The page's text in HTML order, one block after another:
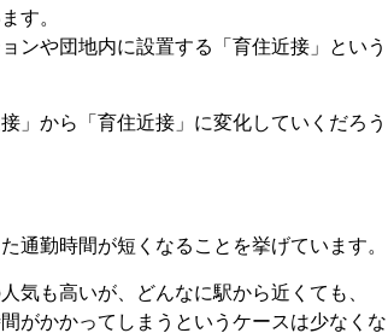
す。
ンや団地内に設置する「育住近接」という
」から「育住近接」に変化していくだろう
通勤時間が短くなることを挙げています。
気も高いが、どんなに駅から近くても、
がかかってしまうというケースは少なくな